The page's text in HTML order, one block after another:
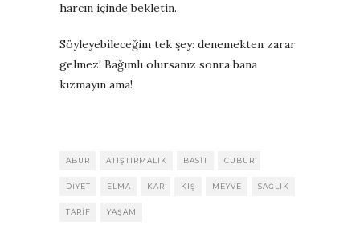
harcın içinde bekletin.
Söyleyebileceğim tek şey: denemekten zarar
gelmez! Bağımlı olursanız sonra bana
kızmayın ama!
ABUR ATIŞTIRMALIK BASIT CUBUR
DIYET ELMA KAR KIŞ MEYVE SAĞLIK
TARIF YAŞAM